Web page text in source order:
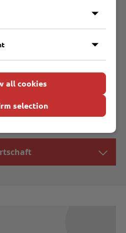
Abfallgebühr?
haben,
im Servicepunkt gerne weiter.
all cookies
selection